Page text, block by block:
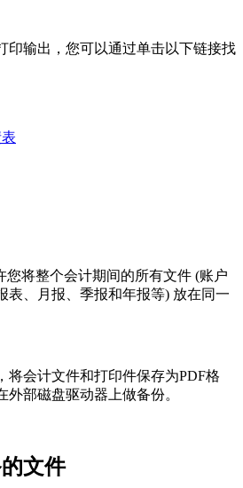
印输出，您可以通过单击以下链接找
您将整个会计期间的所有文件 (账户
表、月报、季报和年报等) 放在同一
将会计文件和打印件保存为PDF格
部磁盘驱动器上做备份。
文件